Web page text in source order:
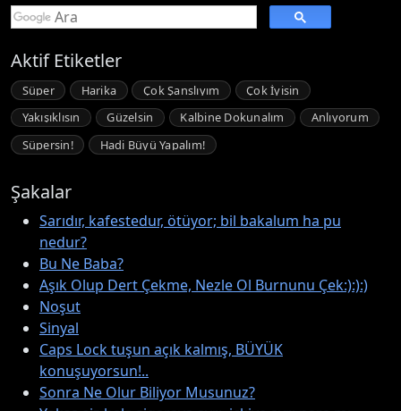
Aktif Etiketler
Süper Harika Çok Şanslıyım
Çok İyisin
Yakışıklısın
Güzelsin Kalbine Dokunalım
Anlıyorum
Süpersin!
Hadi Büyü Yapalım!
Şakalar
Sarıdır, kafestedur, ötüyor; bil bakalum ha pu
nedur?
Bu Ne Baba?
Aşık Olup Dert Çekme, Nezle Ol Burnunu Çek:):):)
Noşut
Sinyal
Caps Lock tuşun açık kalmış, BÜYÜK
konuşuyorsun!..
Sonra Ne Olur Biliyor Musunuz?